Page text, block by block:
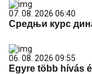
07. 08. 2026 06:40
Средњи курс
06. 08. 2026 09:55
Egyre több hívás